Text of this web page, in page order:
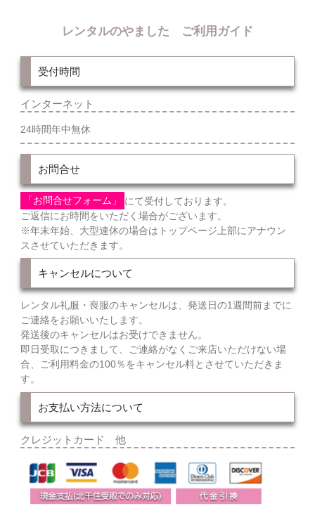
レンタルのやました ご利用ガイド
受付時間
インターネット
24時間年中無休
お問合せ
「お問合せフォーム」
にて受付しております。
ご返信にお時間をいただく場合がございます。
※年末年始、大型連休の場合はトップページ上部にアナウン
スさせていただきます。
キャンセルについて
レンタル礼服・喪服のキャンセルは、発送日の1週間前までに
ご連絡をお願いいたします。
発送後のキャンセルはお受けできません。
即日受取につきまして、ご連絡がなくご来店いただけない場
合、ご利用料金の100％をキャンセル料とさせていただきま
す。
お支払い方法について
クレジットカード 他